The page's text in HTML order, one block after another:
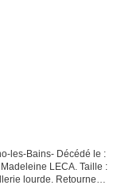
les-Bains- Décédé le :
LECA. Taille :
lourde. Retourne